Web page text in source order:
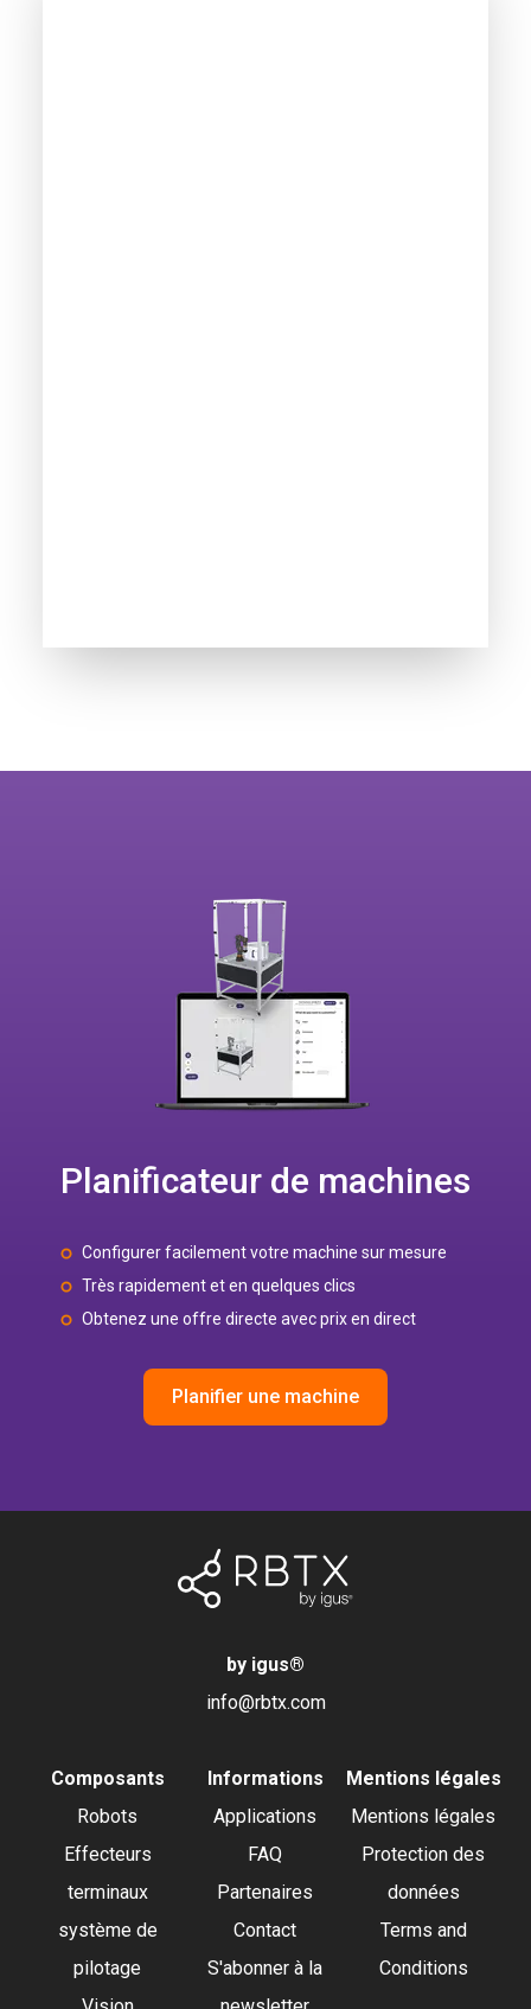
Planificateur de machines
Configurer facilement votre machine sur mesure
Très rapidement et en quelques clics
Obtenez une offre directe avec prix en direct
Planifier une machine
by igus®
info@rbtx.com
Composants
Robots
Effecteurs
terminaux
système de
pilotage
Informations
Applications
FAQ
Partenaires
Contact
S'abonner à la
Mentions légales
Mentions légales
Protection des
données
Terms and
Conditions